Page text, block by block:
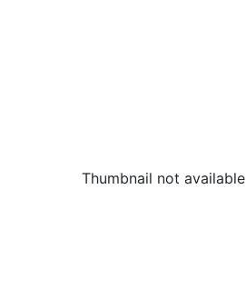
Thumbnail not available